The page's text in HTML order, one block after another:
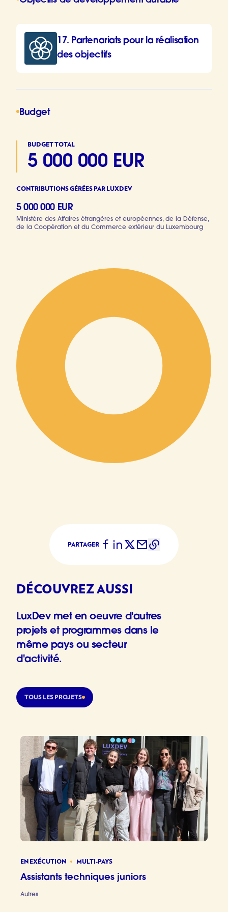
17. Partenariats pour la réalisation
des objectifs
Budget
BUDGET TOTAL
5 000 000 EUR
CONTRIBUTIONS GÉRÉES PAR LUXDEV
5 000 000 EUR
Ministère des Affaires étrangères et européennes, de la Défense,
de la Coopération et du Commerce extérieur du Luxembourg
PARTAGER
DÉCOUVREZ AUSSI
LuxDev met en oeuvre d'autres
projets et programmes dans le
même pays ou secteur
d'activité.
TOUS LES PROJETS
EN EXÉCUTION MULTI-PAYS
Assistants techniques juniors
Autres